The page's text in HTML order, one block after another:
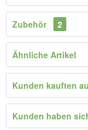
Zubehör 2
Ähnliche Artikel
Kunden kauften
Kunden haben